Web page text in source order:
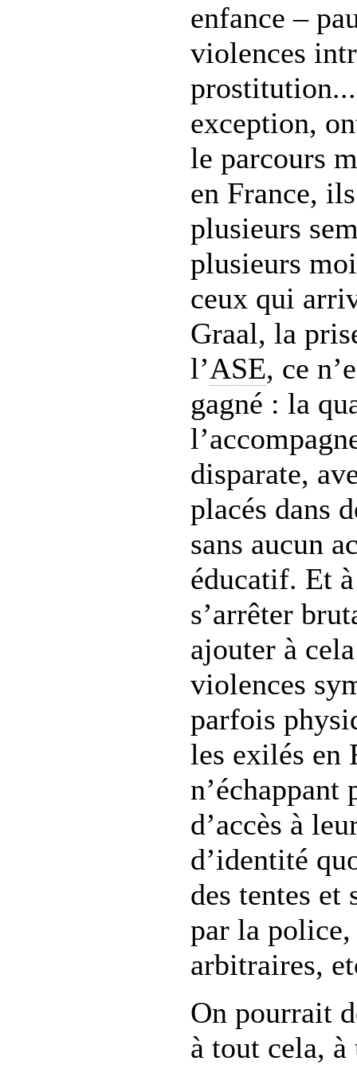
enfance –
violences
exception,
le parcours
en France,
plusieurs
plusieurs
ceux qui
Graal, la
l’ASE, ce
gagné : la
disparate,
placés dans
sans aucun
éducatif. Et
s’arrêter
ajouter à
violences
parfois
les exilés en
n’échappant
d’accès à
d’identité
des tentes et
par la
arbitraires,
On pourrait
à tout cela,